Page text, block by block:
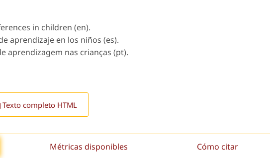
in children (en).
aprendizaje en los niños (es).
aprendizagem nas crianças (pt).
Texto completo HTML
Métricas disponibles Cómo citar